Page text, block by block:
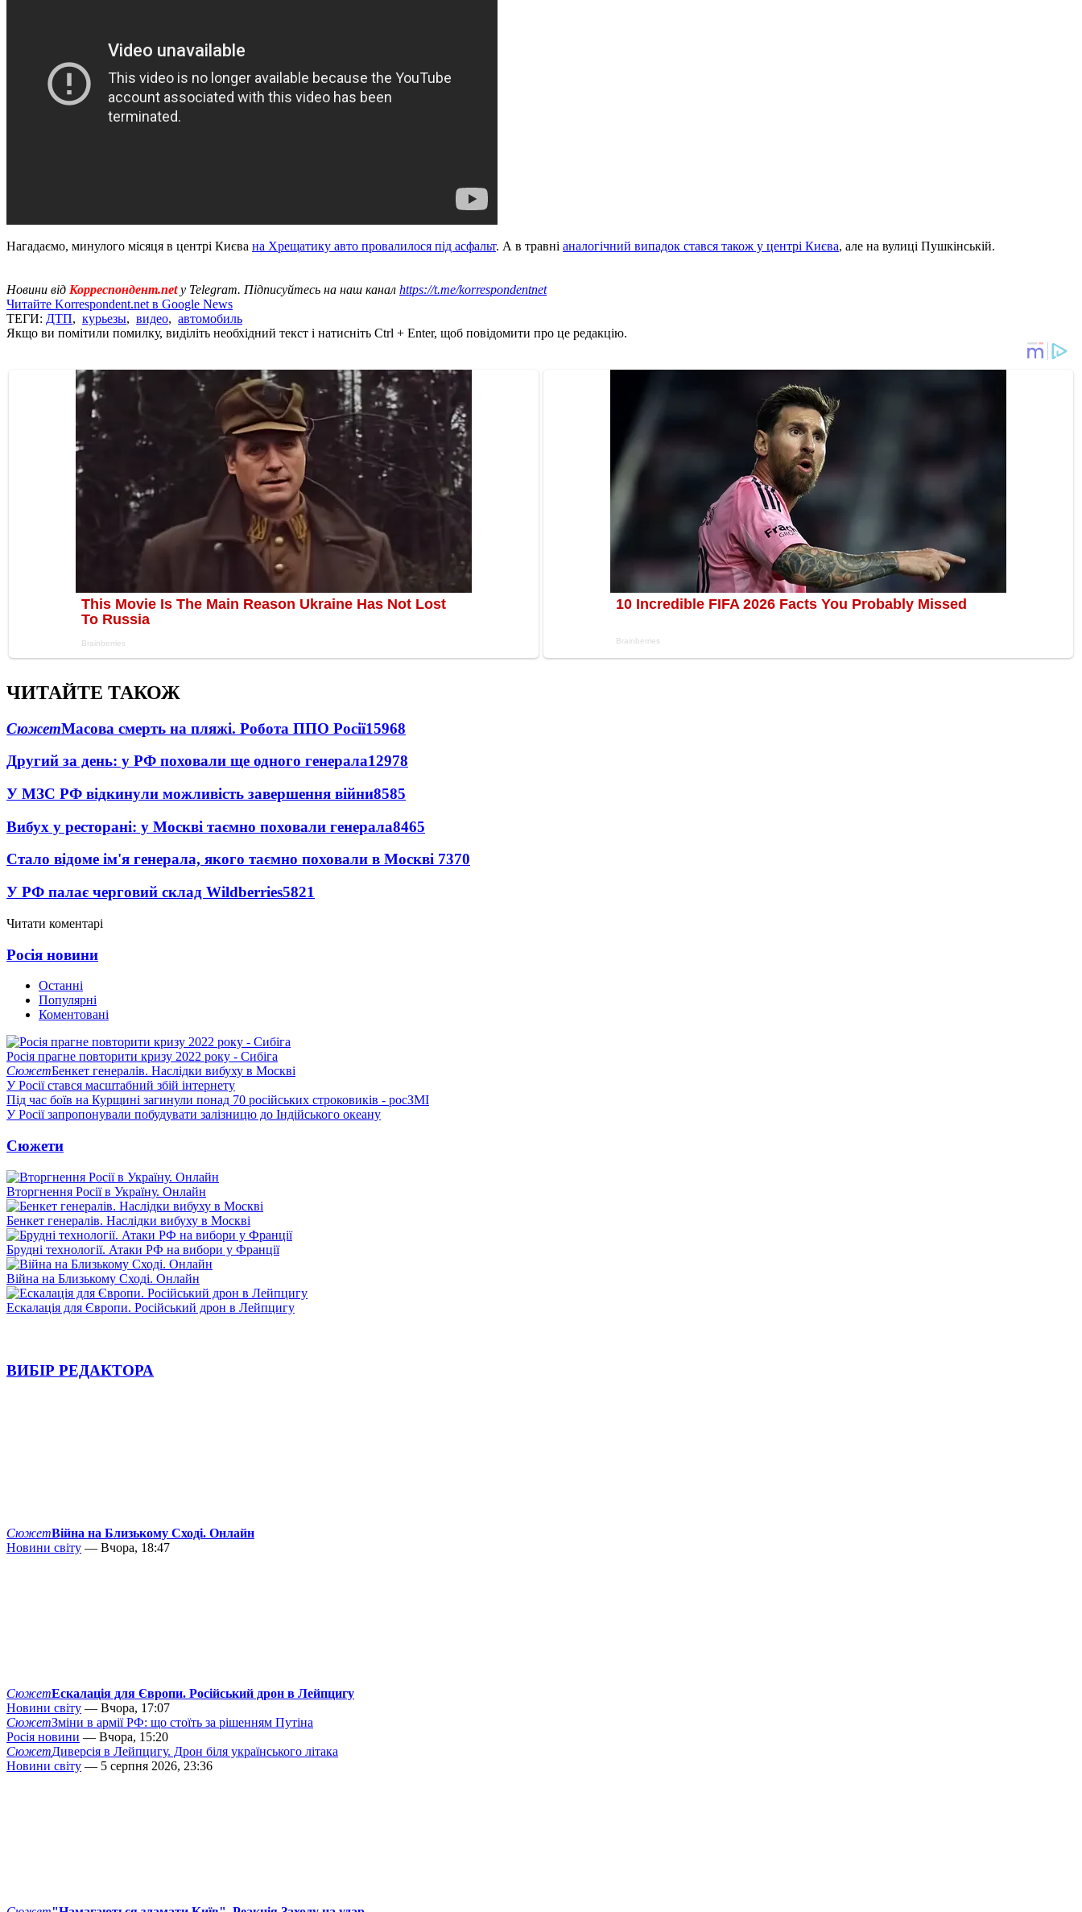
Нагадаємо, минулого місяця в центрі Києва на Хрещатику авто провалилося під асфальт. А в травні аналогічний випадок стався також у центрі Києва, але на вулиці Пушкінській.
Новини від Корреспондент.netу Telegram. Підписуйтесь на наш канал https://t.me/korrespondentnet
Читайте Korrespondent.net в Google News
ТЕГИ: ДТП, курьезы, видео, автомобиль
Якщо ви помітили помилку, виділіть необхідний текст і натисніть Ctrl + Enter, щоб повідомити про це редакцію.
ЧИТАЙТЕ ТАКОЖ
СюжетМасова смерть на пляжі. Робота ППО Росії15968
Другий за день: у РФ поховали ще одного генерала12978
У МЗС РФ відкинули можливість завершення війни8585
Вибух у ресторані: у Москві таємно поховали генерала8465
Стало відоме ім'я генерала, якого таємно поховали в Москві 7370
У РФ палає черговий склад Wildberries5821
Читати коментарі
Росія новини
Останні
Популярні
Коментовані
Росія прагне повторити кризу 2022 року - Сибіга
СюжетБенкет генералів. Наслідки вибуху в Москві
У Росії стався масштабний збій інтернету
Під час боїв на Курщині загинули понад 70 російських строковиків - росЗМІ
У Росії запропонували побудувати залізницю до Індійського океану
Сюжети
Вторгнення Росії в Україну. Онлайн
Бенкет генералів. Наслідки вибуху в Москві
Брудні технології. Атаки РФ на вибори у Франції
Війна на Близькому Сході. Онлайн
Ескалація для Європи. Російський дрон в Лейпцигу
ВИБІР РЕДАКТОРА
СюжетВійна на Близькому Сході. Онлайн
Новини світу — Вчора, 18:47
СюжетЕскалація для Європи. Російський дрон в Лейпцигу
Новини світу — Вчора, 17:07
СюжетЗміни в армії РФ: що стоїть за рішенням Путіна
Росія новини — Вчора, 15:20
СюжетДиверсія в Лейпцигу. Дрон біля українського літака
Новини світу — 5 серпня 2026, 23:36